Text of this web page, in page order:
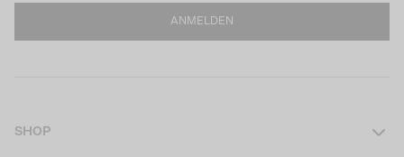
ANMELDEN
SHOP